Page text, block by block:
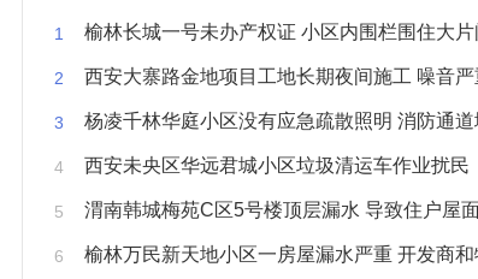
榆林长城一号未办产权证 小区内围栏围住大片闲置
西安大寨路金地项目工地长期夜间施工 噪音严重
杨凌千林华庭小区没有应急疏散照明 消防通
西安未央区华远君城小区垃圾清运车作业扰民
渭南韩城梅苑C区5号楼顶层漏水 导致住户屋面被
榆林万民新天地小区一房屋漏水严重 开发商和物业不予